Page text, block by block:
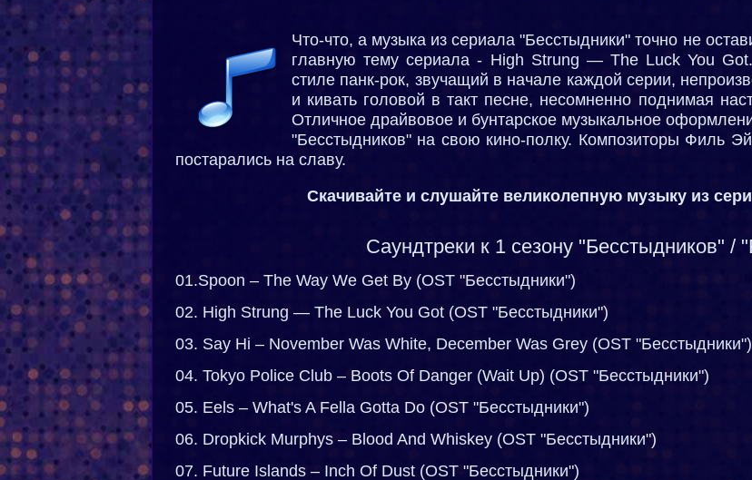
Что-что, а музыка из сериала "Бесстыдники" точно не
главную тему сериала - High Strung — The Luck You
стиле панк-рок, звучащий в начале каждой серии,
и кивать головой в такт песне, несомненно поднимая
Отличное драйвовое и бунтарское музыкальное
"Бесстыдников" на свою кино-полку. Композиторы Филь
постарались на славу.
Скачивайте и слушайте великолепную музыку из
Саундтреки к 1 сезону "Бесстыдников" /
01.Spoon – The Way We Get By (OST "Бесстыдники")
02. High Strung — The Luck You Got (OST "Бесстыдники")
03. Say Hi – November Was White, December Was Grey (OST "Бесстыдники")
04. Tokyo Police Club – Boots Of Danger (Wait Up) (OST "Бесстыдники")
05. Eels – What's A Fella Gotta Do (OST "Бесстыдники")
06. Dropkick Murphys – Blood And Whiskey (OST "Бесстыдники")
07. Future Islands – Inch Of Dust (OST "Бесстыдники")